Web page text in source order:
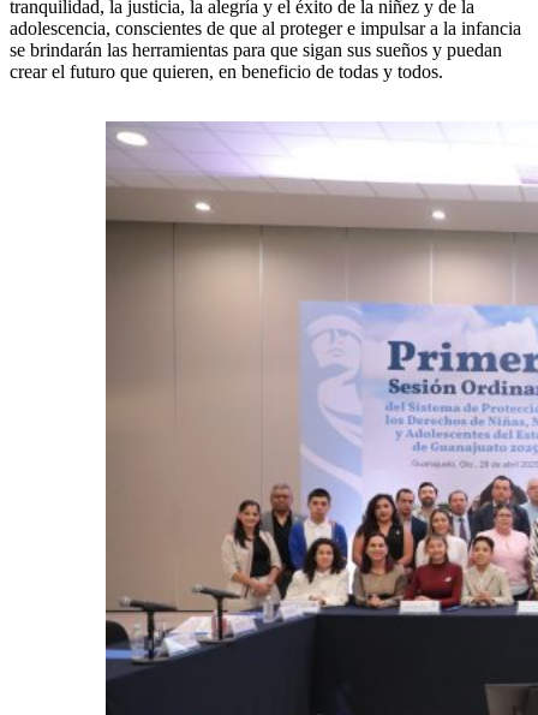
tranquilidad, la justicia, la alegría y el éxito de la niñez y de la
adolescencia, conscientes de que al proteger e impulsar a la infancia
se brindarán las herramientas para que sigan sus sueños y puedan
crear el futuro que quieren, en beneficio de todas y todos.